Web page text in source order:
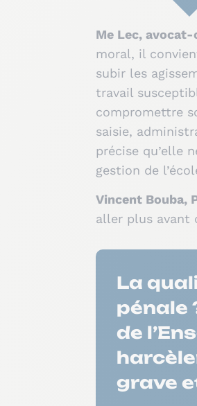
Me Lec, avocat-
moral, il
subir les
travail
compromettre
saisie,
précise qu’elle
gestion de
Vincent Bouba,
aller plus avant
La
pénale
de
grave